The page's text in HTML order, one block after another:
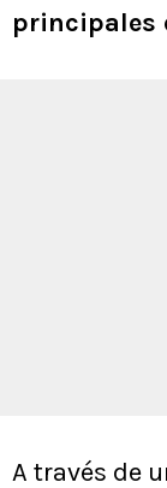
principales
A través de